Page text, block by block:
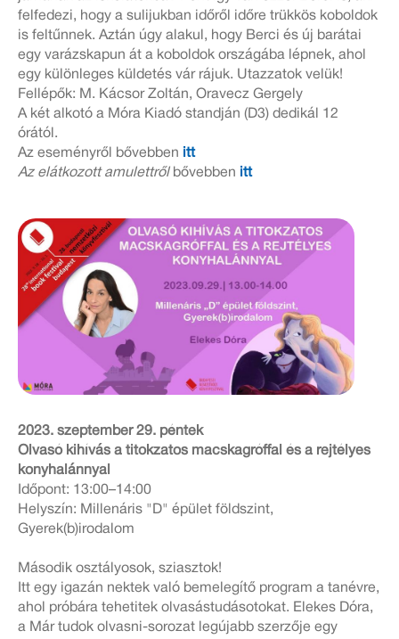
felfedezi, hogy a sulijukban időről időre trükkös koboldok
is feltűnnek. Aztán úgy alakul, hogy Berci és új barátai
egy varázskapun át a koboldok országába lépnek, ahol
egy különleges küldetés vár rájuk. Utazzatok velük!
Fellépők: M. Kácsor Zoltán, Oravecz Gergely
A két alkotó a Móra Kiadó standján (D3) dedikál 12
órától.
Az eseményről bővebben itt
Az elátkozott amulettrőlbővebben itt
2023. szeptember 29. péntek
Olvasó kihívás a titokzatos macskagróffal és a rejtélyes
konyhalánnyal
Időpont: 13:00–14:00
Helyszín: Millenáris "D" épület földszint,
Gyerek(b)irodalom
Második osztályosok, sziasztok!
Itt egy igazán nektek való bemelegítő program a tanévre,
ahol próbára tehetitek olvasástudásotokat. Elekes Dóra,
a Már tudok olvasni-sorozat legújabb szerzője egy